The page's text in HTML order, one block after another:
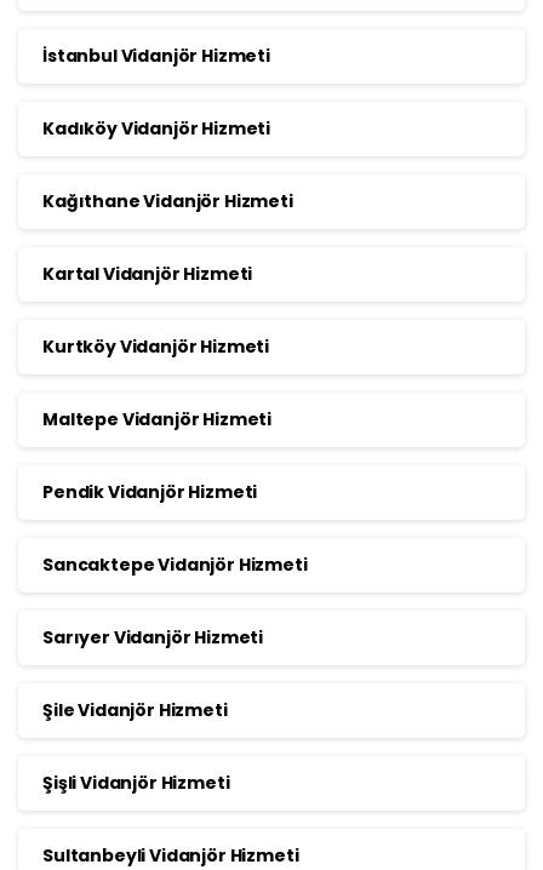
İstanbul Vidanjör Hizmeti
Kadıköy Vidanjör Hizmeti
Kağıthane Vidanjör Hizmeti
Kartal Vidanjör Hizmeti
Kurtköy Vidanjör Hizmeti
Maltepe Vidanjör Hizmeti
Pendik Vidanjör Hizmeti
Sancaktepe Vidanjör Hizmeti
Sarıyer Vidanjör Hizmeti
Şile Vidanjör Hizmeti
Şişli Vidanjör Hizmeti
Sultanbeyli Vidanjör Hizmeti